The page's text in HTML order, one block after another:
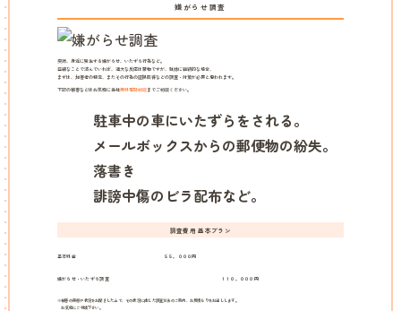
嫌がらせ調査
突然、身近に発生する嫌がらせ、いたずら行為など。
些細なことで済んでいれば、過大な反応は禁物ですが、執拗に継続的な場合、
まずは、加害者の特定、またその行為の証拠取得などの調査・対策が必要と思われます。
下記の被害などはお気軽に当社無料電話相談までご相談ください。
駐車中の車にいたずらをされる。
メールボックスからの郵便物の紛失。
落書き
誹謗中傷のビラ配布など。
調査費用 基本プラン
基本料金 ５５，０００円
嫌がらせ・いたずら調査 １１０，０００円
※被害の実態や状況をお聞きした上で、その状況に応じた調査方法のご案内、お見積もりをお出しします。
お気軽にご相談下さい。